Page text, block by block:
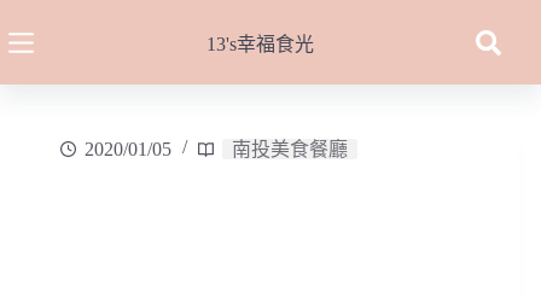
至
13's幸福食光
2020/01/05 南投美食餐廳